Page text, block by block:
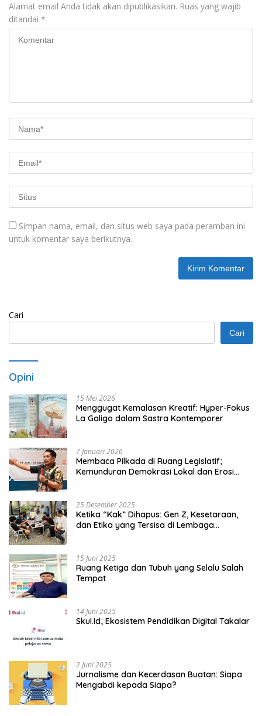
Alamat email Anda tidak akan dipublikasikan. Ruas yang wajib
ditandai *
Simpan nama, email, dan situs web saya pada peramban ini
untuk komentar saya berikutnya.
Cari
Cari
Opini
15 Mei 2026
Menggugat Kemalasan Kreatif: Hyper-Fokus
La Galigo dalam Sastra Kontemporer
7 Januari 2026
Membaca Pilkada di Ruang Legislatif;
Kemunduran Demokrasi Lokal dan Erosi
25 Desember 2025
Ketika “Kak” Dihapus: Gen Z, Kesetaraan,
dan Etika yang Tersisa di Lembaga
15 Juni 2025
Ruang Ketiga dan Tubuh yang Selalu Salah
Tempat
14 Juni 2025
Skul.Id; Ekosistem Pendidikan Digital Takalar
2 Juni 2025
Jurnalisme dan Kecerdasan Buatan: Siapa
Mengabdi kepada Siapa?